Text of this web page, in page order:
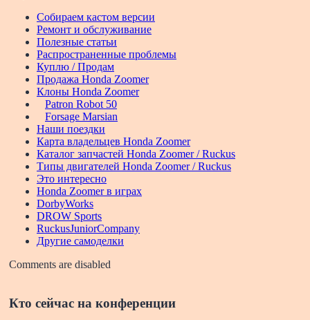
Собираем кастом версии
Ремонт и обслуживание
Полезные статьи
Распространенные проблемы
Куплю / Продам
Продажа Honda Zoomer
Клоны Honda Zoomer
Patron Robot 50
Forsage Marsian
Наши поездки
Карта владельцев Honda Zoomer
Каталог запчастей Honda Zoomer / Ruckus
Типы двигателей Honda Zoomer / Ruckus
Это интересно
Honda Zoomer в играх
DorbyWorks
DROW Sports
RuckusJuniorCompany
Другие самоделки
Comments are disabled
Кто сейчас на конференции